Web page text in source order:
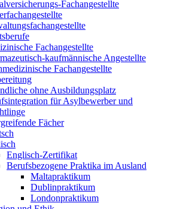
Fachangestellte
Fachangestellte
kaufmännische Angestellte
Fachangestellte
ohne Ausbildungsplatz
für Asylbewerber und
Fächer
Englisch-Zertifikat
Berufsbezogene Praktika im Ausland
Maltapraktikum
Dublinpraktikum
Londonpraktikum